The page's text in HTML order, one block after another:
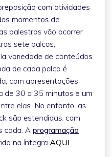
com atividades
momentos de
palestras vão ocorrer
sete palcos,
variedade de conteúdos
de cada palco é
com apresentações
de 30 a 35 minutos e um
elas. No entanto, as
são estendidas, com
cada. A programação
na íntegra AQUI